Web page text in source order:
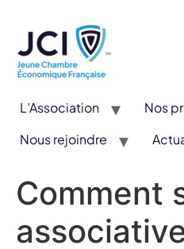
L’Association
Nos
Nous rejoindre
Comment